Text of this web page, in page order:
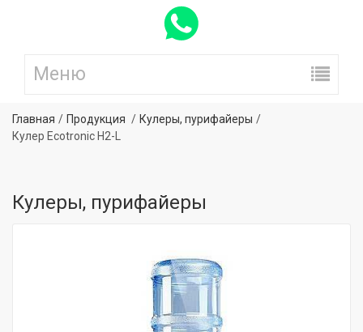
Главная Продукция
Кулеры, пурифайеры
Кулер Ecotronic H2-L
Кулеры, пурифайеры